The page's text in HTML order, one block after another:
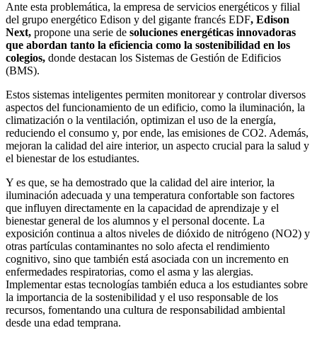
Ante esta problemática, la empresa de servicios energéticos y filial
del grupo energético Edison y del gigante francés EDF, Edison
Next, propone una serie de soluciones energéticas innovadoras
que abordan tanto la eficiencia como la sostenibilidad en los
colegios, donde destacan los Sistemas de Gestión de Edificios
(BMS).
Estos sistemas inteligentes permiten monitorear y controlar diversos
aspectos del funcionamiento de un edificio, como la iluminación, la
climatización o la ventilación, optimizan el uso de la energía,
reduciendo el consumo y, por ende, las emisiones de CO2. Además,
mejoran la calidad del aire interior, un aspecto crucial para la salud y
el bienestar de los estudiantes.
Y es que, se ha demostrado que la calidad del aire interior, la
iluminación adecuada y una temperatura confortable son factores
que influyen directamente en la capacidad de aprendizaje y el
bienestar general de los alumnos y el personal docente. La
exposición continua a altos niveles de dióxido de nitrógeno (NO2) y
otras partículas contaminantes no solo afecta el rendimiento
cognitivo, sino que también está asociada con un incremento en
enfermedades respiratorias, como el asma y las alergias.
Implementar estas tecnologías también educa a los estudiantes sobre
la importancia de la sostenibilidad y el uso responsable de los
recursos, fomentando una cultura de responsabilidad ambiental
desde una edad temprana.